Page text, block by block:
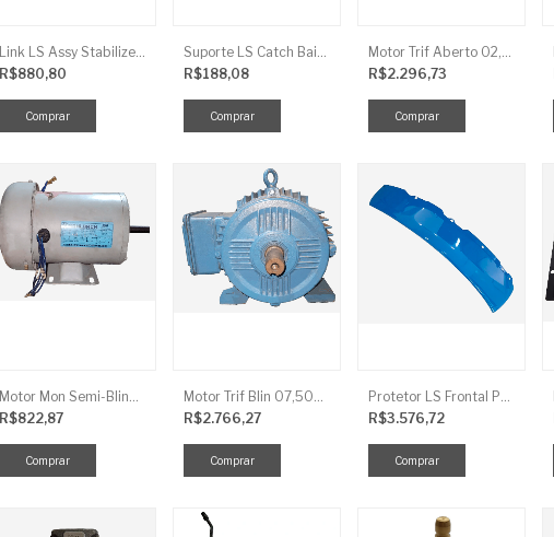
Link LS Assy Stabilize FG896
R$880,80
Suporte LS Catch Baixa
R$188,08
Motor Trif Aberto 02,00CV 4P
R$2.296,73
Motor Mon Semi-Blind 00,50CV 4P IP44
R$822,87
Motor Trif Blin 07,50CV 2P 04 V IP56
R$2.766,27
Protetor LS Frontal Para-Lama LE SBG870FCI
R$3.576,72